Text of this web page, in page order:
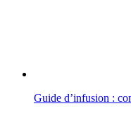
Guide d’infusion :